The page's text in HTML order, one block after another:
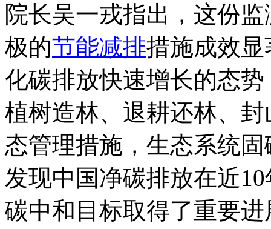
院长吴一戎指出，这份
极的节能减排措施成效
化碳排放快速增长的态
植树造林、退耕还林、
态管理措施，生态系统
发现中国净碳排放在近
碳中和目标取得了重要进